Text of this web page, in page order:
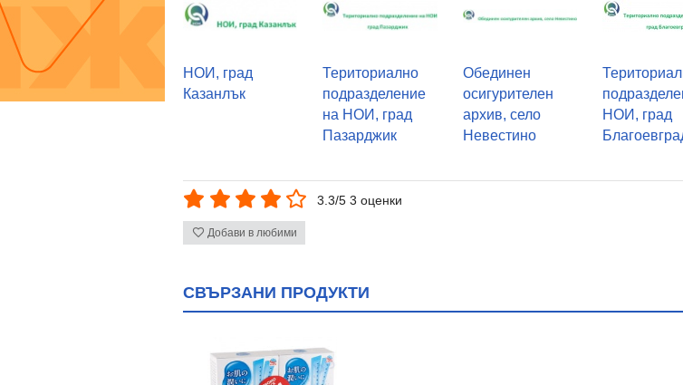
НОИ, град
Казанлък
Териториално
подразделение
на НОИ, град
Пазарджик
Обединен
осигурителен
архив, село
Невестино
НОИ, град
3.3/5 3 оценки
Добави в любими
СВЪРЗАНИ ПРОДУКТИ